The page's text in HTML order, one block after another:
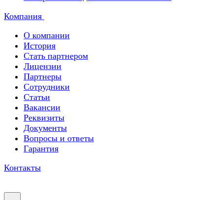
Компания
О компании
История
Стать партнером
Лицензии
Партнеры
Сотрудники
Статьи
Вакансии
Реквизиты
Документы
Вопросы и ответы
Гарантия
Контакты